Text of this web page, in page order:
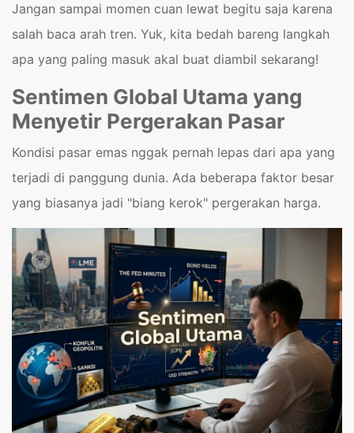
Jangan sampai momen cuan lewat begitu saja karena
salah baca arah tren. Yuk, kita bedah bareng langkah
apa yang paling masuk akal buat diambil sekarang!
Sentimen Global Utama yang
Menyetir Pergerakan Pasar
Kondisi pasar emas nggak pernah lepas dari apa yang
terjadi di panggung dunia. Ada beberapa faktor besar
yang biasanya jadi "biang kerok" pergerakan harga.